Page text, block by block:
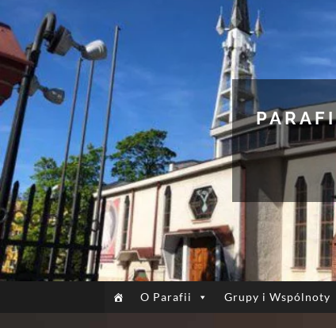
O Parafii Grupy i Wspólnoty